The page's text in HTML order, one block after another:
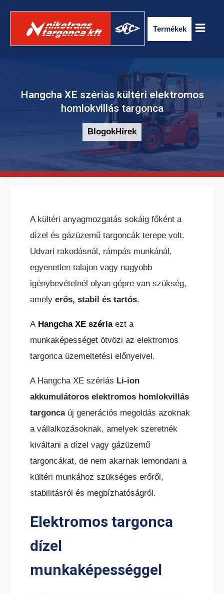
Termékek
ELEKTROMOS RAKLAPSZÁLLÍTÓ
TARGONCA
ELEKTROMOS RAKLAPEMELŐ
TARGONCA
ELEKTROMOS TOLÓOSZLOPOS
TARGONCA
KESKENY-FOLYOSÓS
TARGONCA
Hangcha XE szériás kültéri elektromos
homlokvillás targonca
BlogokHírek
A kültéri anyagmozgatás sokáig főként a
dízel és gázüzemű targoncák terepe volt.
Udvari rakodásnál, rámpás munkánál,
egyenetlen talajon vagy nagyobb
igénybevételnél olyan gépre van szükség,
amely erős, stabil és tartós.
A Hangcha XE szériaezt a
munkaképességet ötvözi az elektromos
targonca üzemeltetési előnyeivel.
A Hangcha XE szériás Li-ion
akkumulátoros elektromos homlokvillás
targonca új generációs megoldás azoknak
a vállalkozásoknak, amelyek szeretnék
kiváltani a dízel vagy gázüzemű
targoncákat, de nem akarnak lemondani a
kültéri munkához szükséges erőről,
stabilitásról és megbízhatóságról.
Elektromos targonca
dízel
munkaképességgel